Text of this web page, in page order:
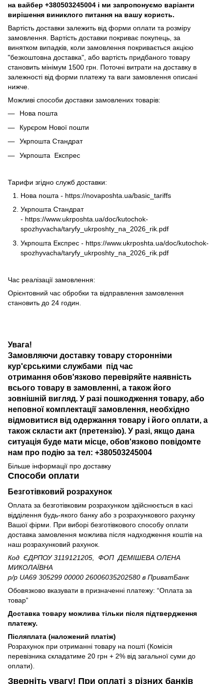
на вайбер +380503245004 і ми запропонуємо варіанти
вирішення виниклого питання на вашу користь.
Вартість доставки залежить від форми оплати та розміру
замовлення. Вартість доставки покриває покупець, за
винятком випадків, коли замовлення покривається акцією
"безкоштовна доставка", або вартість придбаного товару
становить мінімум 1500 грн. Поточні витрати на доставку в
залежності від форми платежу та ваги замовлення описані
нижче.
Можливі способи доставки замовлених товарів:
Нова пошта
Курєром Нової пошти
Укрпошта Стандрат
Укрпошта Експрес
Тарифи згідно служб доставки:
Нова пошта - https://novaposhta.ua/basic_tariffs
Укрпошта Стандрат
- https://www.ukrposhta.ua/doc/kutochok-
spozhyvacha/taryfy_ukrposhty_na_2026_rik.pdf
Укрпошта Експрес - https://www.ukrposhta.ua/doc/kutochok-
spozhyvacha/taryfy_ukrposhty_na_2026_rik.pdf
Час реалізації замовлення:
Орієнтовний час обробки та відправлення замовлення
становить до 24 годин.
Увага!
Замовляючи доставку товару сторонніми
кур'єрськими службами під час
отримання обов'язково перевіряйте наявність
всього товару в замовленні, а також його
зовнішній вигляд. У разі пошкодження товару, або
неповної комплектації замовлення, необхідно
відмовитися від одержання товару і його оплати, а
також скласти акт (претензію). У разі, якщо дана
ситуація буде мати місце, обов'язково повідомте
нам про подію за тел: +380503245004
Більше інформації про доставку
Способи оплати
Безготівковий розрахунок
Оплата за безготівковим розрахунком здійснюється в касі
відділення будь-якого банку або з розрахункового рахунку
Вашої фірми. При виборі безготівкового способу оплати
доставка замовлення можлива після надходження коштів на
наш розрахунковий рахунок.
Код ЄДРПОУ 3119121205, ФОП ДЕМІШЕВА ОЛЕНА
МИКОЛАЇВНА
р/р UA69 305299 00000 26006035202580 в ПриватБанк
Обовязково вказувати в призначенні платежу: “Оплата за
товар”
Доставка товару можлива тільки після підтвердження
платежу.
Післяплата (наложений платіж)
Розрахунок при отриманні товару на пошті (Комісія
перевізника складатиме 20 грн + 2% від загальної суми до
оплати).
Зверніть увагу!​ При оплаті з різних банків